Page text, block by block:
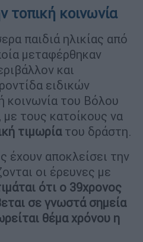
τοπική κοινωνία
παιδιά ηλικίας από
μεταφέρθηκαν
και
ειδικών
κοινωνία του Βόλου
με τους κατοίκους να
τιμωρίατου δράστη.
έχουν αποκλείσει την
οι έρευνες με
ότι ο 39χρονος
σε γνωστά σημεία
θέμα χρόνου η